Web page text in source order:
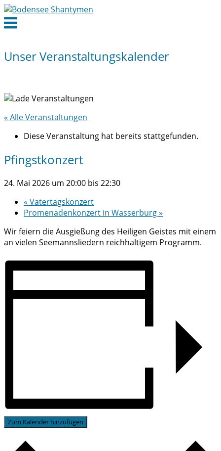
Skip
to
content
Menu
Unser Veranstaltungskalender
« Alle Veranstaltungen
Diese Veranstaltung hat bereits stattgefunden.
Pfingstkonzert
24. Mai 2026 um 20:00 bis 22:30
« Vatertagskonzert
Promenadenkonzert in Wasserburg»
Wir feiern die Ausgießung des Heiligen Geistes mit einem
an vielen Seemannsliedern reichhaltigem Programm.
Zum Kalender hinzufügen